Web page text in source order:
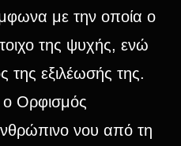
με την οποία ο
της ψυχής, ενώ
της εξιλέωσής της.
Ορφισμός
νου από τη